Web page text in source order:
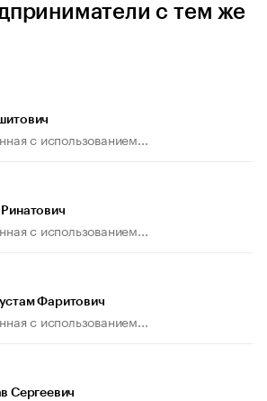
с тем же
с использованием...
с использованием...
Фаритович
с использованием...
Сергеевич